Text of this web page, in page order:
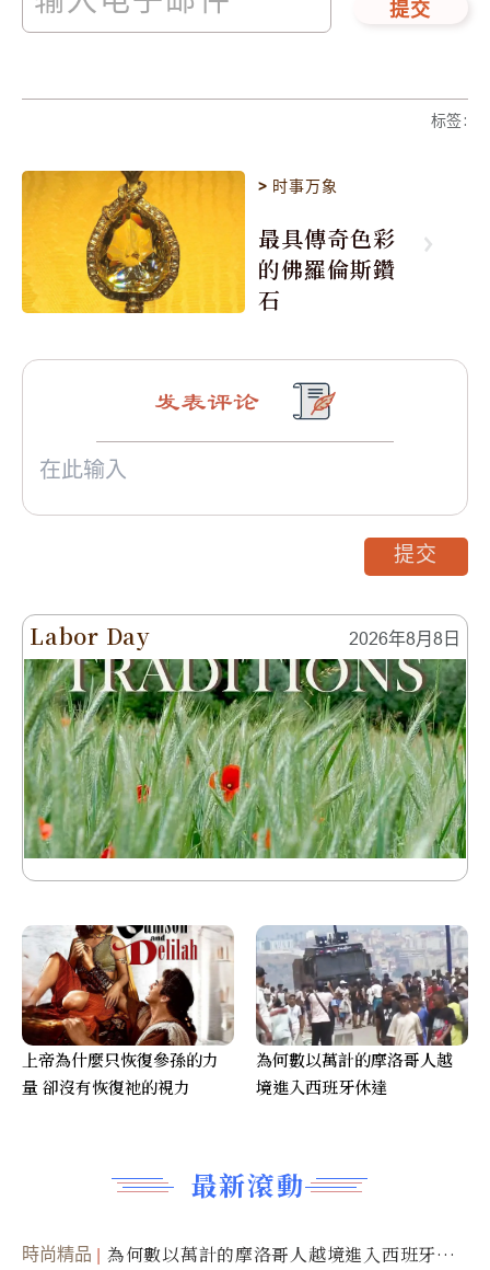
提交
标签:
> 时事万象
最具傳奇色彩
的佛羅倫斯鑽
石
Labor Day 2026年8月8日
最新滾動
時尚精品
為何數以萬計的摩洛哥人越境進入西班牙休
发表评论
提交
上帝為什麼只恢復參孫的力
量 卻沒有恢復祂的視力
為何數以萬計的摩洛哥人越
境進入西班牙休達